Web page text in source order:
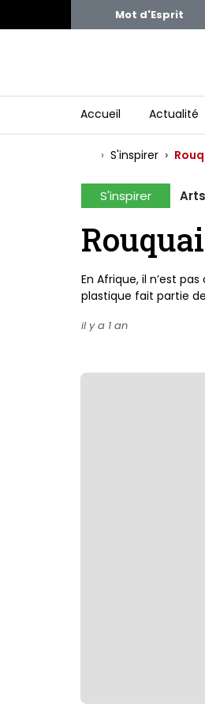
Mot d'Esprit
Accueil Actualité
S'inspirer
S'inspirer
En Afrique, il n’est
plastique fait partie
il y a 1 an